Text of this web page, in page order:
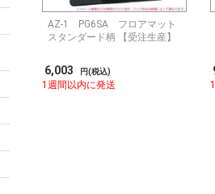
AZ-1 PG6SA フロアマット
スタンダード柄 【受注生産】
6,003 円(税込)
1週間以内に発送